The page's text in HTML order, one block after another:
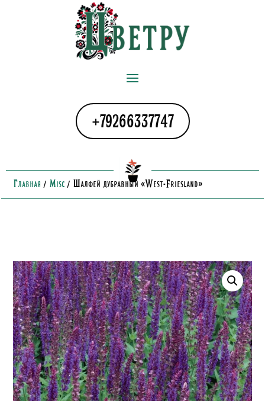
+79266337747
Главная / Misc / Шалфей дубравный «West-Friesland»